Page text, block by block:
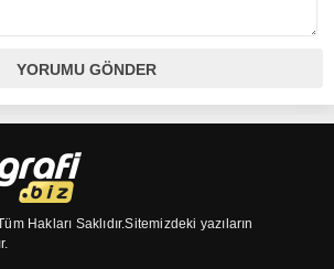
Hakları Saklıdır.Sitemizdeki yazıların